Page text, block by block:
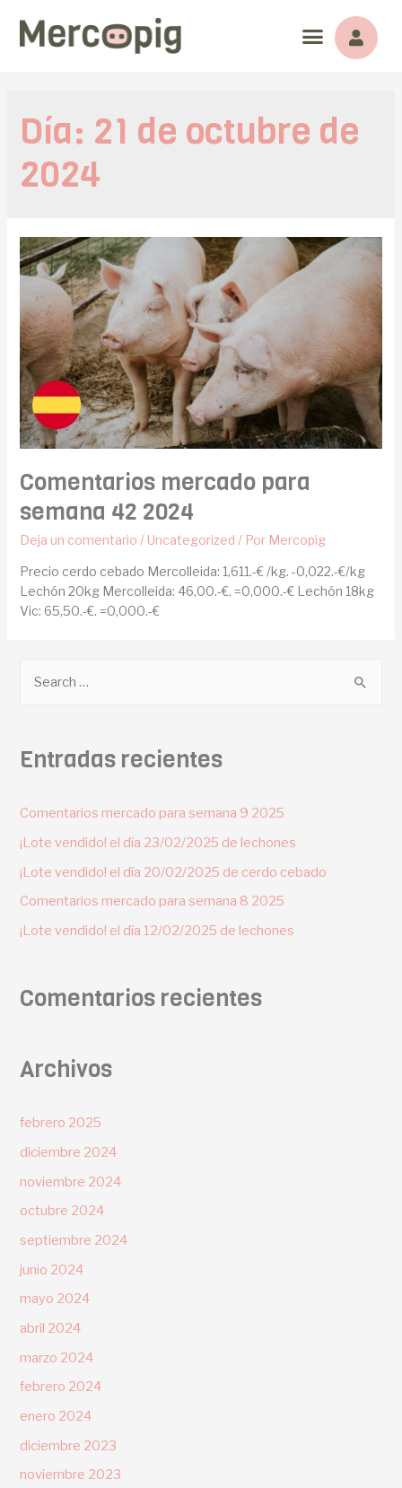
Día: 21 de octubre de
2024
Comentarios mercado para
semana 42 2024
Deja un comentario / Uncategorized / Por Mercopig
Precio cerdo cebado Mercolleida: 1,611.-€ /kg. -0,022.-€/kg
Lechón 20kg Mercolleida: 46,00.-€. =0,000.-€ Lechón 18kg
Vic: 65,50.-€. =0,000.-€
Entradas recientes
Comentarios mercado para semana 9 2025
¡Lote vendido! el día 23/02/2025 de lechones
¡Lote vendido! el día 20/02/2025 de cerdo cebado
Comentarios mercado para semana 8 2025
¡Lote vendido! el día 12/02/2025 de lechones
Comentarios recientes
Archivos
febrero 2025
diciembre 2024
noviembre 2024
octubre 2024
septiembre 2024
junio 2024
mayo 2024
abril 2024
marzo 2024
febrero 2024
enero 2024
diciembre 2023
noviembre 2023